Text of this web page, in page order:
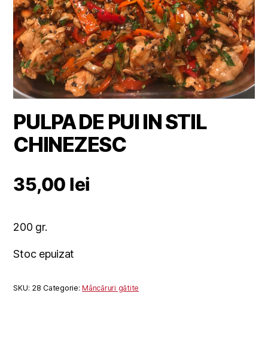
PULPA DE PUI IN STIL
CHINEZESC
35,00 lei
200 gr.
Stoc epuizat
SKU: 28 Categorie:Mâncăruri gătite